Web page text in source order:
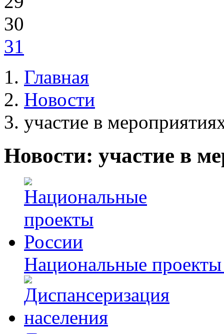
30
31
Главная
Новости
участие в
Новости: участие в
Национальные